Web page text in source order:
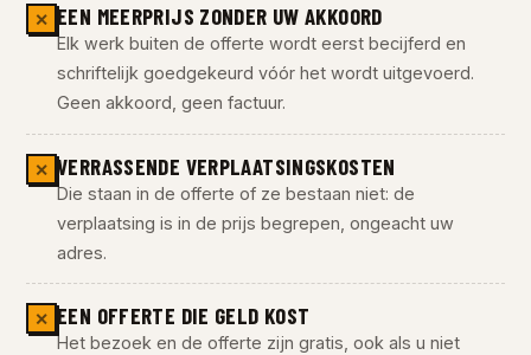
✕ EEN MEERPRIJS ZONDER UW AKKOORD
Elk werk buiten de offerte wordt eerst becijferd en
schriftelijk goedgekeurd vóór het wordt uitgevoerd.
Geen akkoord, geen factuur.
✕ VERRASSENDE VERPLAATSINGSKOSTEN
Die staan in de offerte of ze bestaan niet: de
verplaatsing is in de prijs begrepen, ongeacht uw
adres.
✕ EEN OFFERTE DIE GELD KOST
Het bezoek en de offerte zijn gratis, ook als u niet